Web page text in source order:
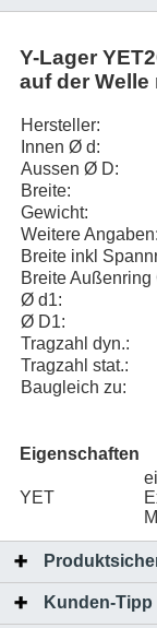
Y-Lager
auf der
Hersteller:
Innen Ø d:
Aussen Ø D:
Breite:
Gewicht:
Weitere Angaben:
Breite inkl
Breite Außenring
Ø d1:
Ø D1:
Tragzahl dyn.:
Tragzahl stat.:
Baugleich zu:
Eigenschaften
YET
Kunden-Tipp